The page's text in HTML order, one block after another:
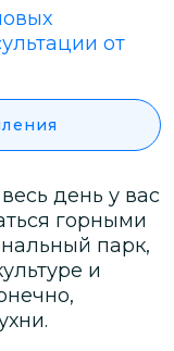
от
день у вас
горными
парк,
и